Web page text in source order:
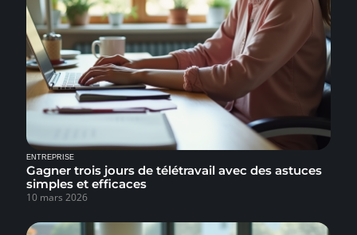
ENTREPRISE
Gagner trois jours de télétravail avec des astuces
simples et efficaces
10 mars 2026